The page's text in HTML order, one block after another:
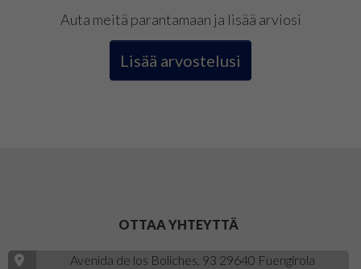
Auta meitä parantamaan ja lisää arviosi
Lisää arvostelusi
OTTAA YHTEYTTÄ
Avenida de los Boliches, 93 29640 Fuengirola